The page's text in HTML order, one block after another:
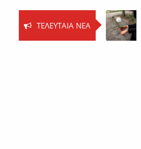
ΤΕΛΕΥΤΑΊΑ ΝΈΑ